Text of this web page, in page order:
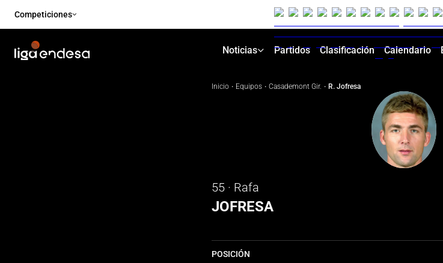
Competiciones
Noticias Partidos Clasificación Calendario
Inicio · Equipos · Casademont Gir. · R. Jofresa
55 · Rafa
JOFRESA
POSICIÓN